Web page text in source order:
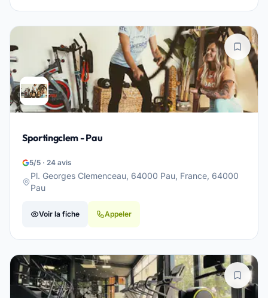
Sportingclem - Pau
5/5 · 24 avis
Pl. Georges Clemenceau, 64000 Pau, France, 64000
Pau
Voir la fiche Appeler